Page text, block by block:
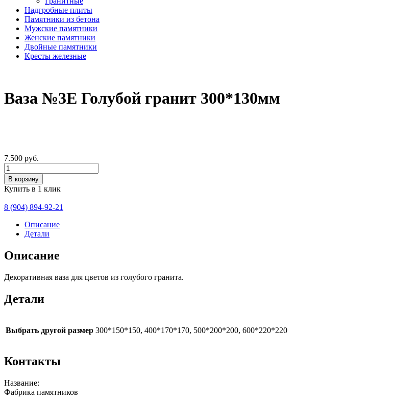
Надгробные плиты
Памятники из бетона
Мужские памятники
Женские памятники
Двойные памятники
Кресты железные
Ваза №3Е Голубой гранит 300*130мм
7.500 руб.
Количество
В корзину
Купить в 1 клик
8 (904) 894-92-21
Описание
Детали
Описание
Декоративная ваза для цветов из голубого гранита.
Детали
Выбрать другой размер 300*150*150, 400*170*170, 500*200*200, 600*220*220
Контакты
Название:
Фабрика памятников